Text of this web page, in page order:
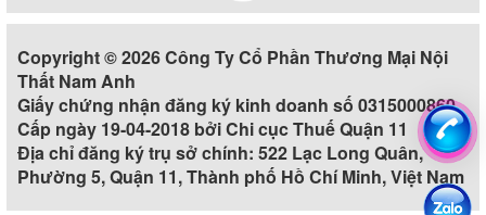
Copyright © 2026 Công Ty Cổ Phần Thương Mại Nội
Thất Nam Anh
Giấy chứng nhận đăng ký kinh doanh số 0315000860
Cấp ngày 19-04-2018 bởi Chi cục Thuế Quận 11
Địa chỉ đăng ký trụ sở chính: 522 Lạc Long Quân,
Phường 5, Quận 11, Thành phố Hồ Chí Minh, Việt Nam